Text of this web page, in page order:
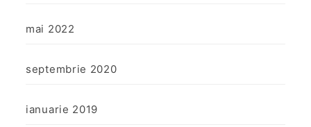
mai 2022
septembrie 2020
ianuarie 2019